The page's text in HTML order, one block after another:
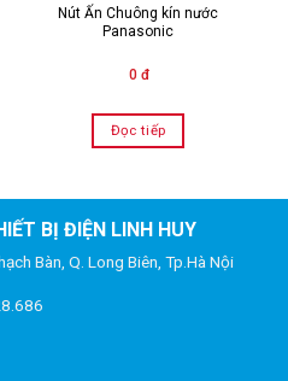
Nút Ấn Chuông kín nước
Panasonic
0 đ
Đọc tiếp
BỊ ĐIỆN LINH HUY
Bàn, Q. Long Biên, Tp.Hà Nội